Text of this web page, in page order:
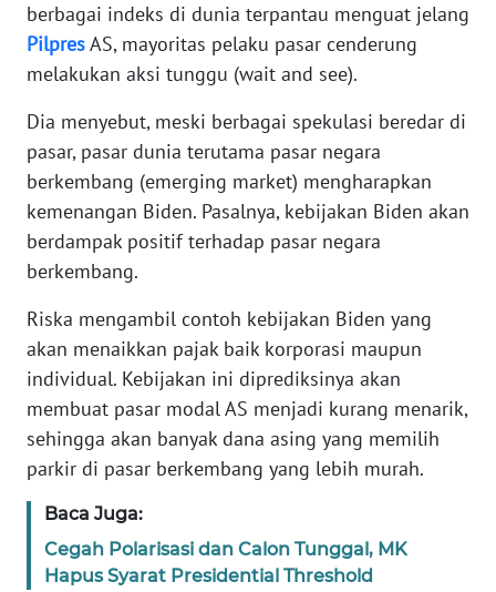
berbagai indeks di dunia terpantau menguat jelang
PilpresAS, mayoritas pelaku pasar cenderung
melakukan aksi tunggu (wait and see).
Dia menyebut, meski berbagai spekulasi beredar di
pasar, pasar dunia terutama pasar negara
berkembang (emerging market) mengharapkan
kemenangan Biden. Pasalnya, kebijakan Biden akan
berdampak positif terhadap pasar negara
berkembang.
Riska mengambil contoh kebijakan Biden yang
akan menaikkan pajak baik korporasi maupun
individual. Kebijakan ini diprediksinya akan
membuat pasar modal AS menjadi kurang menarik,
sehingga akan banyak dana asing yang memilih
parkir di pasar berkembang yang lebih murah.
Baca Juga:
Cegah Polarisasi dan Calon Tunggal, MK
Hapus Syarat Presidential Threshold
TENTANG
KAMI
PEDOMAN
MEDIA
SIBER
REDAKSI
DISCLAIMER
Wahana
Regional
WN